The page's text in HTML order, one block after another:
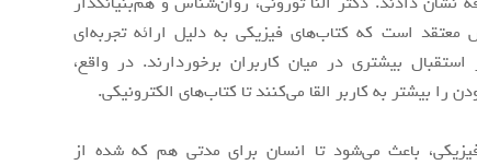
است که کتاب‌های فیزیکی به دلیل ارائه تجربه‌ای
بیشتری در میان کاربران برخوردارند. در واقع،
بیشتر به کاربر القا می‌کنند تا کتاب‌های الکترونیکی.
باعث می‌شود تا انسان برای مدتی هم که شده از